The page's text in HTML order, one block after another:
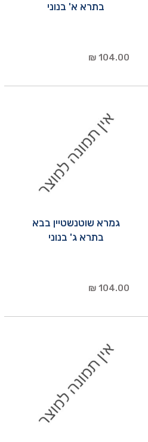
בתרא א' בנוני
104.00 ₪
גמרא שוטנשטיין בבא
בתרא ג' בנוני
104.00 ₪